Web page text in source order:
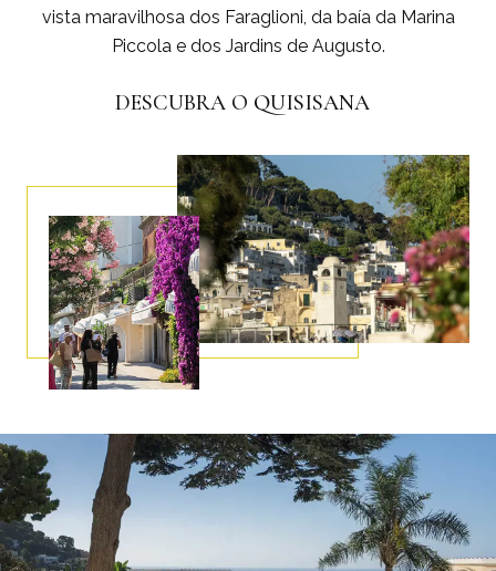
vista maravilhosa dos Faraglioni, da baía da Marina
Piccola e dos Jardins de Augusto.
DESCUBRA O QUISISANA